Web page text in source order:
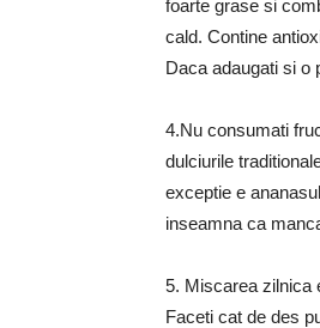
foarte grase si
cald. Contine
Daca adaugati si o
4.Nu consumati
dulciurile
exceptie e
inseamna ca
5. Miscarea zilnica
Faceti cat de des